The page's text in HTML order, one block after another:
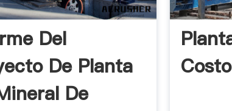
Del
De Planta
De